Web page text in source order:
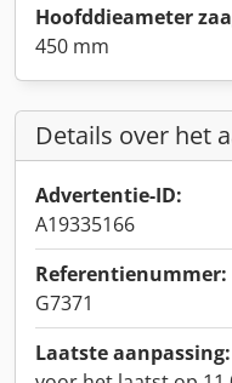
Hoofddieameter
450 mm
Details over het
Advertentie-ID:
A19335166
Referentienummer:
G7371
Laatste aanpassing: